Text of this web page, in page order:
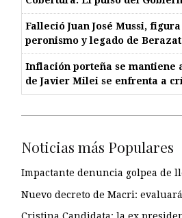
Falleció Juan José Mussi,
peronismo y legado de
Inflación porteña se mantiene
de Javier Milei se enfrenta a
Noticias más Populares
Impactante denuncia golpea de
Nuevo decreto de Macri: